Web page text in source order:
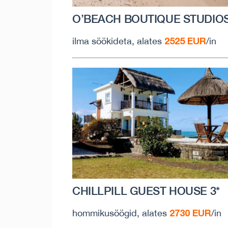
O’BEACH BOUTIQUE
ilma söökideta, alates 2525 EUR/in
CHILLPILL GUEST HOUSE 3*
hommikusöögid, alates 2730 EUR/in